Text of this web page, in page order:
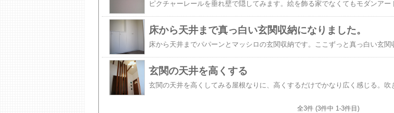
床から天井まで真っ白い玄関収納になりました。
玄関の天井を高くする
全3件 (3件中 1-3件目)